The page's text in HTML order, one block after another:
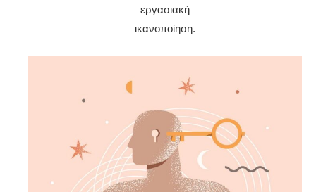
εργασιακή
ικανοποίηση.